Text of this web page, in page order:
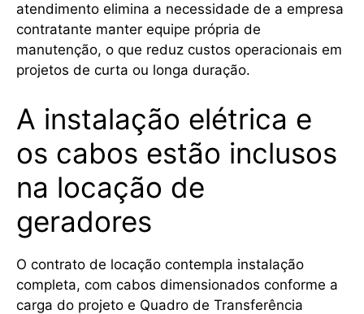
atendimento elimina a necessidade de a empresa
contratante manter equipe própria de
manutenção, o que reduz custos operacionais em
projetos de curta ou longa duração.
A instalação elétrica e
os cabos estão inclusos
na locação de
geradores
O contrato de locação contempla instalação
completa, com cabos dimensionados conforme a
carga do projeto e Quadro de Transferência